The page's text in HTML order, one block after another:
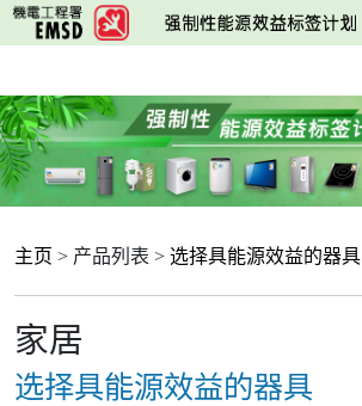
跳
至
要
内
容
主页 > 产品列表 > 选择具能源效益的器具
家居
选择具能源效益的器具